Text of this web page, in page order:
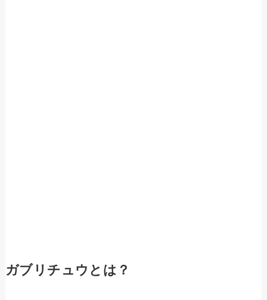
ガブリチュウとは？